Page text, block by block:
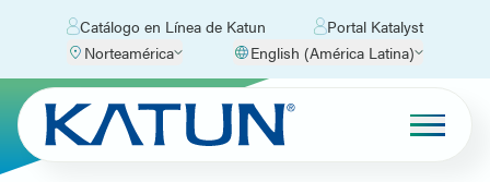
Catálogo en Línea de Katun
Portal Katalyst
Norteamérica
English (América Latina)